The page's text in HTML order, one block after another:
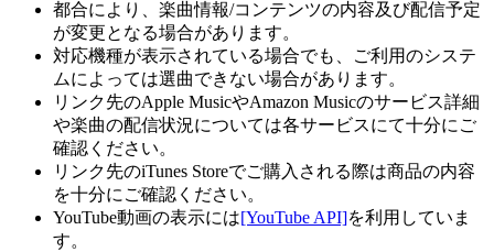
都合により、楽曲情報/コンテンツの内容及び配信予定
が変更となる場合があります。
対応機種が表示されている場合でも、ご利用のシステ
ムによっては選曲できない場合があります。
リンク先のApple MusicやAmazon Musicのサービス詳細
や楽曲の配信状況については各サービスにて十分にご
確認ください。
リンク先のiTunes Storeでご購入される際は商品の内容
を十分にご確認ください。
YouTube動画の表示には[YouTube API]を利用していま
す。